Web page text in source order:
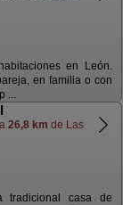
en León.
en familia o con
...
a 26,8 km de Las
tradicional casa de